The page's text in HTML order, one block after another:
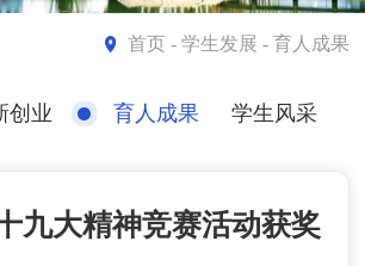
首页- 学生发展 - 育人成果
创业 育人成果 学生风采
九大精神竞赛活动获奖